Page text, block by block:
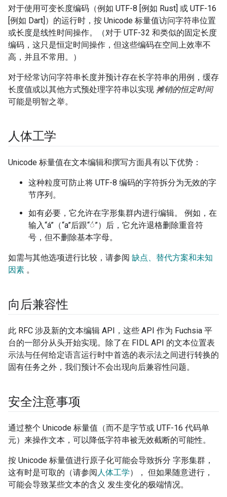
对于使用可变长度编码（例如 UTF-8 [例如 Rust] 或 UTF-16
[例如 Dart]）的运行时，按 Unicode 标量值访问字符串位置
或长度是线性时间操作。（对于 UTF-32 和类似的固定长度
编码，这只是恒定时间操作，但这些编码在空间上效率不
高，并且不常用。）
对于经常访问字符串长度并预计存在长字符串的用例，缓存
长度值或以其他方式预处理字符串以实现 摊销的恒定时间
可能是明智之举。
人体工学
Unicode 标量值在文本编辑和撰写方面具有以下优势：
这种粒度可防止将 UTF-8 编码的字符拆分为无效的字
节序列。
如有必要，它允许在字形集群内进行编辑。 例如，在
输入“á”（“a”后跟“◌́”）后，它允许退格删除重音符
号，但不删除基本字母。
如需与其他选项进行比较，请参阅 缺点、替代方案和未知
因素 。
向后兼容性
此 RFC 涉及新的文本编辑 API，这些 API 作为 Fuchsia 平
台的一部分从头开始实现。除了在 FIDL API 的文本位置表
示法与任何给定语言运行时中首选的表示法之间进行转换的
固有任务之外，我们预计不会出现向后兼容性问题。
安全注意事项
通过整个 Unicode 标量值（而不是字节或 UTF-16 代码单
元）来操作文本，可以降低字符串被无效截断的可能性。
按 Unicode 标量值进行原子化可能会导致拆分 字形集群，
这有时是可取的（请参阅人体工学）， 但如果随意进行，
可能会导致某些文本的含义 发生变化的极端情况。